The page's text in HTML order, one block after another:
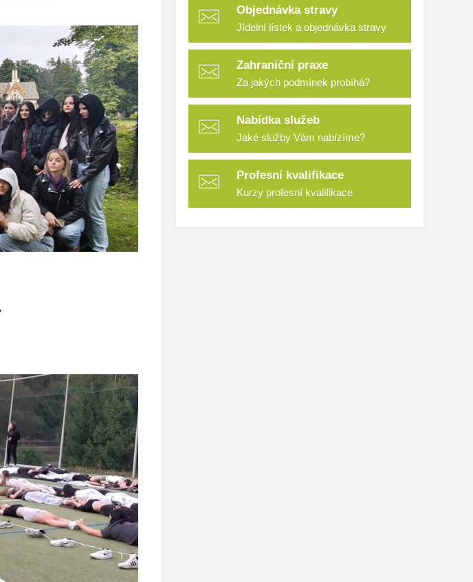
Objednávka stravy
Jídelní lístek a objednávka stravy
Zahraniční praxe
Za jakých podmínek probíhá?
Nabídka služeb
Jaké služby Vám nabízíme?
Profesní kvalifikace
Kurzy profesní kvalifikace